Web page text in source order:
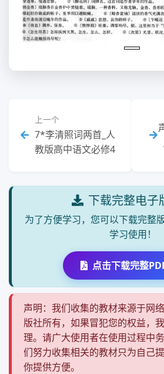
上一个
7*李清照词两首_人
教版高中语文必修4
下载完整电子
为了方便学习，您可以下载完整
学习使用！
点击下载完整
声明：我们收集的教材来源于网
版社所有，如果冒犯您的权益，
理。请广大使用者在使用过程中
们努力收集相关的教材只为自己
你提供方便。